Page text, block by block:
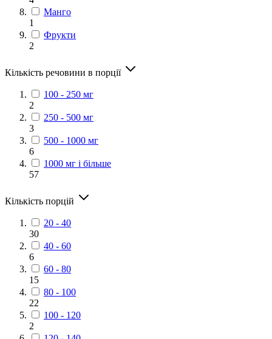
Манго
1
Фрукти
2
Кількість речовини в порції
100 - 250 мг
2
250 - 500 мг
3
500 - 1000 мг
6
1000 мг і більше
57
Кількість порцій
20 - 40
30
40 - 60
6
60 - 80
15
80 - 100
22
100 - 120
2